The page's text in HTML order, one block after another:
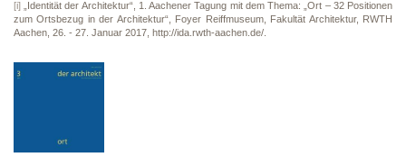
[i] „Identität der Architektur“, 1. Aachener Tagung mit dem Thema: „Ort – 32 Positionen
zum Ortsbezug in der Architektur“, Foyer Reiffmuseum, Fakultät Architektur, RWTH
Aachen, 26. - 27. Januar 2017, http://ida.rwth-aachen.de/.